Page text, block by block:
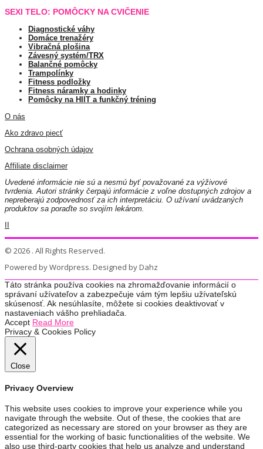
SEXI TELO: POMÔCKY NA CVIČENIE
Diagnostické váhy
Domáce trenažéry
Vibračná plošina
Závesný systém/TRX
Balančné pomôcky
Trampolínky
Fitness podložky
Fitness náramky a hodinky
Pomôcky na HIIT a funkčný tréning
O nás
Ako zdravo piecť
Ochrana osobných údajov
Affiliate disclaimer
Uvedené informácie nie sú a nesmú byť považované za výživové
tvrdenia. Autori stránky čerpajú informácie z voľne dostupných zdrojov a
nepreberajú zodpovednosť za ich interpretáciu. O užívaní uvádzaných
produktov sa poraďte so svojím lekárom.
© 2026 . All Rights Reserved.
Powered by Wordpress. Designed by Dahz
Táto stránka používa cookies na zhromažďovanie informácií o
správaní užívateľov a zabezpečuje vám tým lepšiu užívateľskú
skúsenosť. Ak nesúhlasíte, môžete si cookies deaktivovať v
nastaveniach vášho prehliadača.
Accept Read More
Privacy & Cookies Policy
Close
Privacy Overview
This website uses cookies to improve your experience while you
navigate through the website. Out of these, the cookies that are
categorized as necessary are stored on your browser as they are
essential for the working of basic functionalities of the website. We
also use third-party cookies that help us analyze and understand